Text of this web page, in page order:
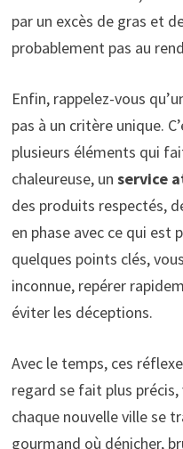
par un excès de gras et
probablement pas au
Enfin, rappelez-vous
pas à un critère unique.
plusieurs éléments qui
chaleureuse, un service
des produits respectés,
en phase avec ce qui est
quelques points clés,
inconnue, repérer
éviter les déceptions.
Avec le temps, ces
regard se fait plus
chaque nouvelle ville se
gourmand où dénicher,